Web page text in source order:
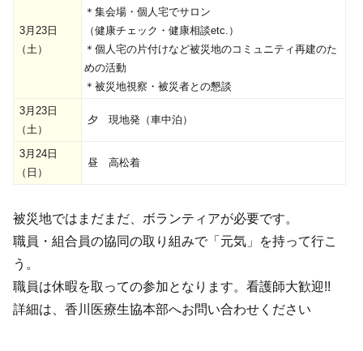
3月23日
（土）
＊集会場・個人宅でサロン
（健康チェック・健康相談etc.）
＊個人宅の片付けなど被災地のコミュニティ再建のた
めの活動
＊被災地視察・被災者との懇談
3月23日
（土）
夕 現地発（車中泊）
3月24日
（日）
昼 高松着
被災地ではまだまだ、ボランティアが必要です。
職員・組合員の協同の取り組みで「元気」を持って行こ
う。
職員は休暇を取っての参加となります。看護師大歓迎!!
詳細は、香川医療生協本部へお問い合わせください